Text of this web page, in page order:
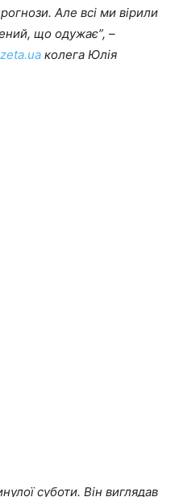
Але всі ми вірили
що одужає”, –
колега Юлія
суботи. Він виглядав